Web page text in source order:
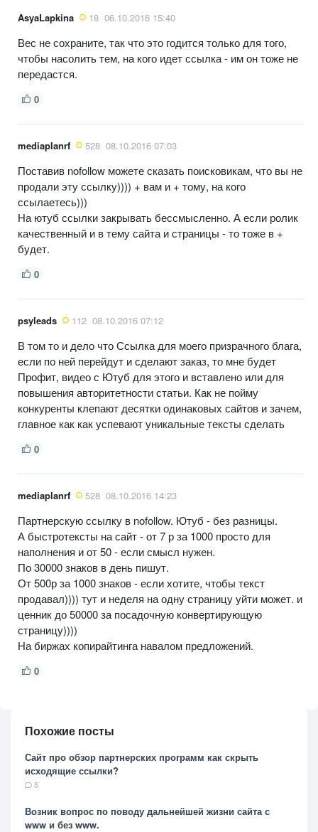
AsyaLapkina 18 06.10.2016 15:40
Вес не сохраните, так что это годится только для того,
чтобы насолить тем, на кого идет ссылка - им он тоже не
передастся.
0
mediaplanrf 528 08.10.2016 07:03
Поставив nofollow можете сказать поисковикам, что вы не
продали эту ссылку)))) + вам и + тому, на кого
ссылаетесь)))
На ютуб ссылки закрывать бессмысленно. А если ролик
качественный и в тему сайта и страницы - то тоже в +
будет.
0
psyleads 112 08.10.2016 07:12
В том то и дело что Ссылка для моего призрачного блага,
если по ней перейдут и сделают заказ, то мне будет
Профит, видео с Ютуб для этого и вставлено или для
повышения авторитетности статьи. Как не пойму
конкуренты клепают десятки одинаковых сайтов и зачем,
главное как как успевают уникальные тексты сделать
0
mediaplanrf 528 08.10.2016 14:23
Партнерскую ссылку в nofollow. Ютуб - без разницы.
А быстротексты на сайт - от 7 р за 1000 просто для
наполнения и от 50 - если смысл нужен.
По 30000 знаков в день пишут.
От 500р за 1000 знаков - если хотите, чтобы текст
продавал)))) тут и неделя на одну страницу уйти может. и
ценник до 50000 за посадочную конвертирующую
страницу))))
На биржах копирайтинга навалом предложений.
0
Похожие посты
Сайт про обзор партнерских программ как скрыть
исходящие ссылки?
8
Возник вопрос по поводу дальнейшей жизни сайта с
www и без www.